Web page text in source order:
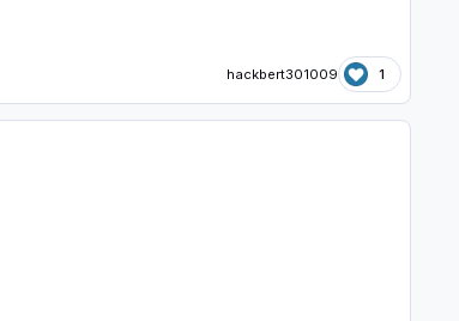
hackbert301009 1